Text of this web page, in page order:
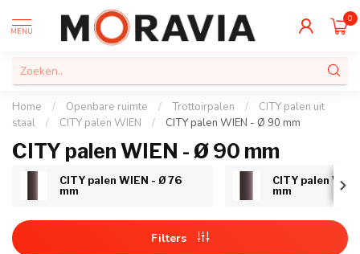
MENU
0
Home / Openbare ruimte / Trottoirpalen /
CITY palen uit
staal
/ CITY palen WIEN / CITY palen WIEN - Ø 90 mm
CITY palen WIEN - Ø 90 mm
CITY palen WIEN - Ø 76
mm
CITY palen
mm
Filters